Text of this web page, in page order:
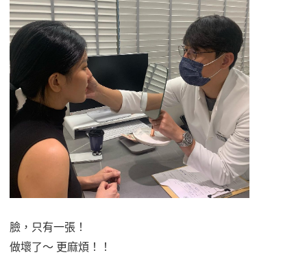
臉，只有一張！
做壞了～ 更麻煩！！